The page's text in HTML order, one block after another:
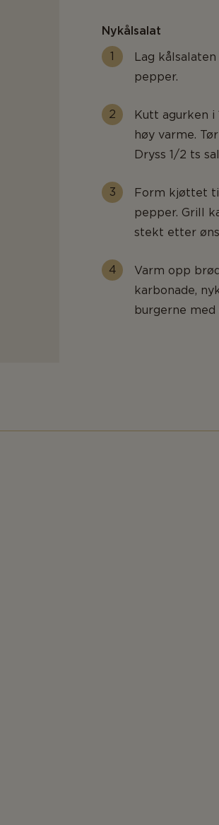
Nykålsalat
Lag
pepper.
Kutt agurken i
høy varme.
Dryss 1/2 ts
Form kjøttet
pepper. Grill
stekt etter
Varm opp
karbonade,
burgerne